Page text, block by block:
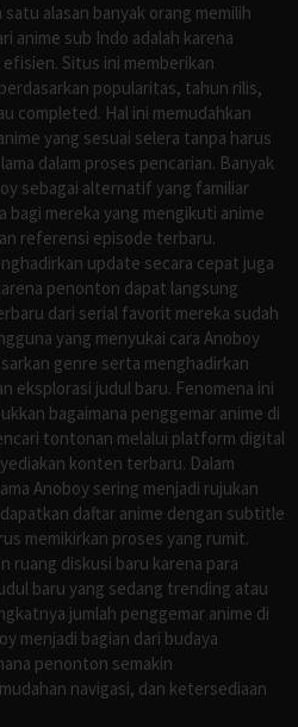
alasan banyak orang memilih
anime sub Indo adalah karena
Situs ini memberikan
popularitas, tahun rilis,
completed. Hal ini memudahkan
yang sesuai selera tanpa harus
dalam proses pencarian. Banyak
sebagai alternatif yang familiar
bagi mereka yang mengikuti anime
referensi episode terbaru.
update secara cepat juga
penonton dapat langsung
dari serial favorit mereka sudah
yang menyukai cara Anoboy
genre serta menghadirkan
eksplorasi judul baru. Fenomena ini
bagaimana penggemar anime di
tontonan melalui platform digital
konten terbaru. Dalam
Anoboy sering menjadi rujukan
daftar anime dengan subtitle
memikirkan proses yang rumit.
ruang diskusi baru karena para
baru yang sedang trending atau
jumlah penggemar anime di
menjadi bagian dari budaya
penonton semakin
navigasi, dan ketersediaan